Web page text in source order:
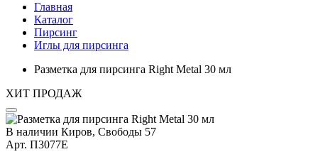
Главная
Каталог
Пирсинг
Иглы для пирсинга
Разметка для пирсинга Right Metal 30 мл
ХИТ ПРОДАЖ
В наличии Киров, Свободы 57
Арт. П3077E